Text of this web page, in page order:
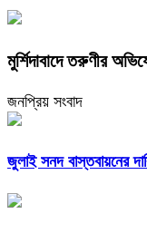
মুর্শিদাবাদে তরুণীর
জনপ্রিয় সংবাদ
জুলাই সনদ বাস্তবায়নের